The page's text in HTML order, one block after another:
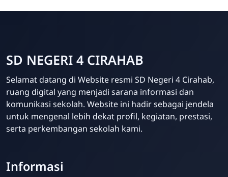
Admin
Online
SD NEGERI 4 CIRAHAB
Selamat datang di Website resmi SD Negeri 4 Cirahab,
ruang digital yang menjadi sarana informasi dan
komunikasi sekolah. Website ini hadir sebagai jendela
untuk mengenal lebih dekat profil, kegiatan, prestasi,
serta perkembangan sekolah kami.
Informasi